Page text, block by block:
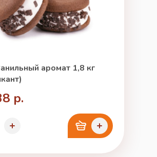
аромат 1,8 кг
р.